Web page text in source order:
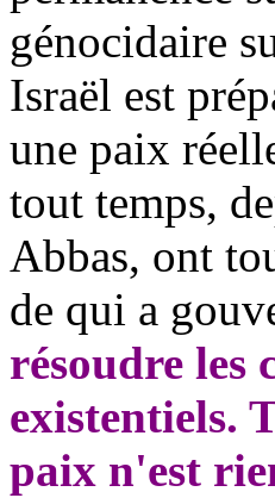
génocidaire
Israël est
une paix
tout temps,
Abbas, ont
de qui a
résoudre les
existentiels.
paix n'est